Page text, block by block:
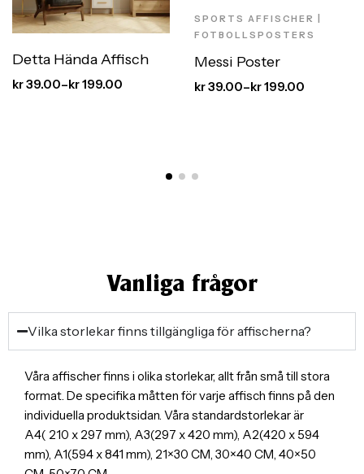
Detta Hända Affisch
kr39.00–kr199.00
SPORTS AFFISCHER |
FOTBOLLSPOSTERS
Messi Poster
kr39.00–kr199.00
Vanliga frågor
Vilka storlekar finns tillgängliga för affischerna?
Våra affischer finns i olika storlekar, allt från små till stora
format. De specifika måtten för varje affisch finns på den
individuella produktsidan. Våra standardstorlekar är
A4( 210 x 297 mm), A3(297 x 420 mm), A2(420 x 594
mm), A1(594 x 841 mm), 21×30 CM, 30×40 CM, 40×50